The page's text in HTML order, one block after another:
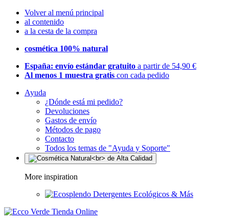
Volver al menú principal
al contenido
a la cesta de la compra
cosmética 100% natural
España: envío estándar gratuito a partir de 54,90 €
Al menos 1 muestra gratis con cada pedido
Ayuda
¿Dónde está mi pedido?
Devoluciones
Gastos de envío
Métodos de pago
Contacto
Todos los temas de "Ayuda y Soporte"
More inspiration
Detergentes Ecológicos & Más